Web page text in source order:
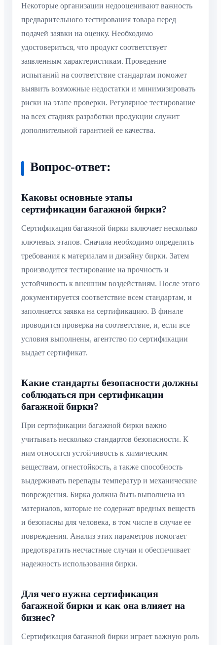
Некоторые организации недооценивают важность
предварительного тестирования товара перед
подачей заявки на оценку. Необходимо
удостовериться, что продукт соответствует
заявленным характеристикам. Проведение
испытаний на соответствие стандартам поможет
выявить возможные недостатки и минимизировать
риски на этапе проверки. Регулярное тестирование
на всех стадиях разработки продукции служит
дополнительной гарантией ее качества.
Вопрос-ответ:
Каковы основные этапы
сертификации багажной бирки?
Сертификация багажной бирки включает несколько
ключевых этапов. Сначала необходимо определить
требования к материалам и дизайну бирки. Затем
производится тестирование на прочность и
устойчивость к внешним воздействиям. После этого
документируется соответствие всем стандартам, и
заполняется заявка на сертификацию. В финале
проводится проверка на соответствие, и, если все
условия выполнены, агентство по сертификации
выдает сертификат.
Какие стандарты безопасности должны
соблюдаться при сертификации
багажной бирки?
При сертификации багажной бирки важно
учитывать несколько стандартов безопасности. К
ним относятся устойчивость к химическим
веществам, огнестойкость, а также способность
выдерживать перепады температур и механические
повреждения. Бирка должна быть выполнена из
материалов, которые не содержат вредных веществ
и безопасны для человека, в том числе в случае ее
повреждения. Анализ этих параметров помогает
предотвратить несчастные случаи и обеспечивает
надежность использования бирки.
Для чего нужна сертификация
багажной бирки и как она влияет на
бизнес?
Сертификация багажной бирки играет важную роль